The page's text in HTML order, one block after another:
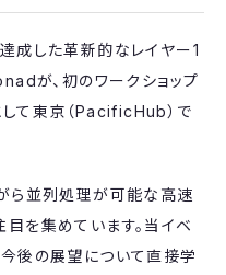
した革新的なレイヤー1
が、初のワークショップ
て東京（PacificHub）で
ら並列処理が可能な高速
目を集めています。当イベ
後の展望について直接学